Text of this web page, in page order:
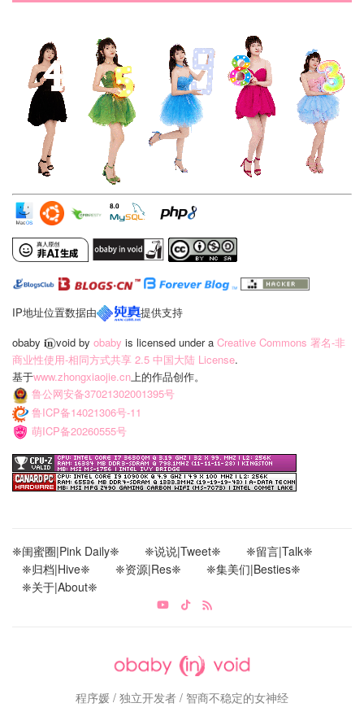
IP地址位置数据由
提供支持
obaby 𝐢‍𝐧⃝ void by obaby is licensed under a Creative Commons 署名-非
商业性使用-相同方式共享 2.5 中国大陆 License.
基于www.zhongxiaojie.cn上的作品创作。
鲁公网安备37021302001395号
鲁ICP备14021306号-11
萌ICP备20260555号
❈闺蜜圈|Pink Daily❈ ❈说说|Tweet❈
❈留言|Talk❈
❈归档|Hive❈
❈资源|Res❈
❈集美们|Besties❈
❈关于|About❈
程序媛 / 独立开发者 / 智商不稳定的女神经